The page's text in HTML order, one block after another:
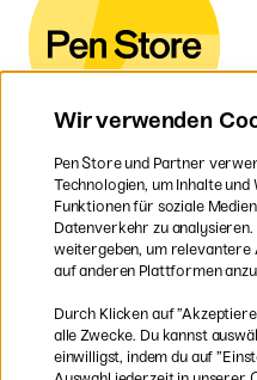
Wir verwenden
Pen Store und Partner
Technologien, um Inhalte
Funktionen für soziale
Datenverkehr zu
weitergeben, um relevantere
auf anderen Plattformen
Durch Klicken auf
alle Zwecke. Du kannst
einwilligst, indem du auf